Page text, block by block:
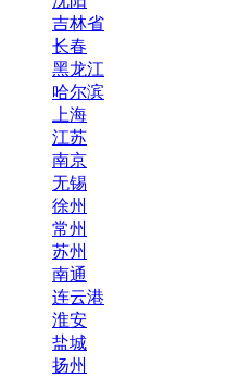
吉林省
长春
黑龙江
哈尔滨
上海
江苏
南京
无锡
徐州
常州
苏州
南通
连云港
淮安
盐城
扬州